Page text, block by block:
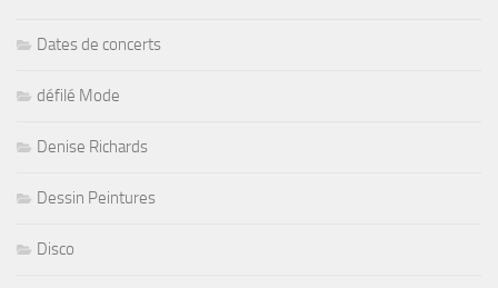
Dates de concerts
défilé Mode
Denise Richards
Dessin Peintures
Disco